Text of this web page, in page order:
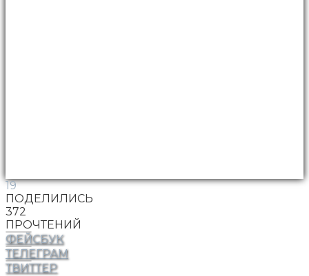
19
ПОДЕЛИЛИСЬ
372
ПРОЧТЕНИЙ
ФЕЙСБУК
ТЕЛЕГРАМ
ТВИТТЕР